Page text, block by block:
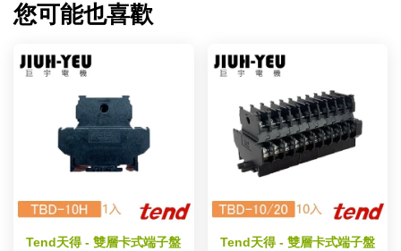
您可能也喜歡
Tend天得 - 雙層卡式端子盤
Tend天得 - 雙層卡式端子盤